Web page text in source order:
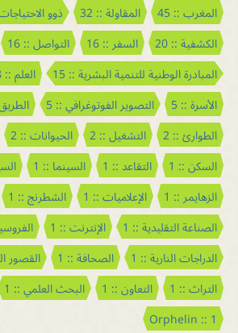
المغرب :: 45
المقاولة :: 32
ذوو
الكشفية :: 20
السفر :: 16
التواصل :: 16
المبادرة الوطنية للتنمية البشرية :: 15
العلم :: 8
الأسرة :: 5
التصوير الفوتوغرافي :: 5
الطوارئ :: 2
التشغيل :: 2 الحيوانات :: 2
السكن :: 1
التقاعد :: 1 السينما :: 1
الزهايمر :: 1
الإعلاميات :: 1
الشطرنج :: 1
الصناعة التقليدية :: 1
الإنترنت :: 1
الدراجات النارية :: 1
الصحافة :: 1
القصور
التراث :: 1
التعاون :: 1 البحث العلمي :: 1
Orphelin :: 1